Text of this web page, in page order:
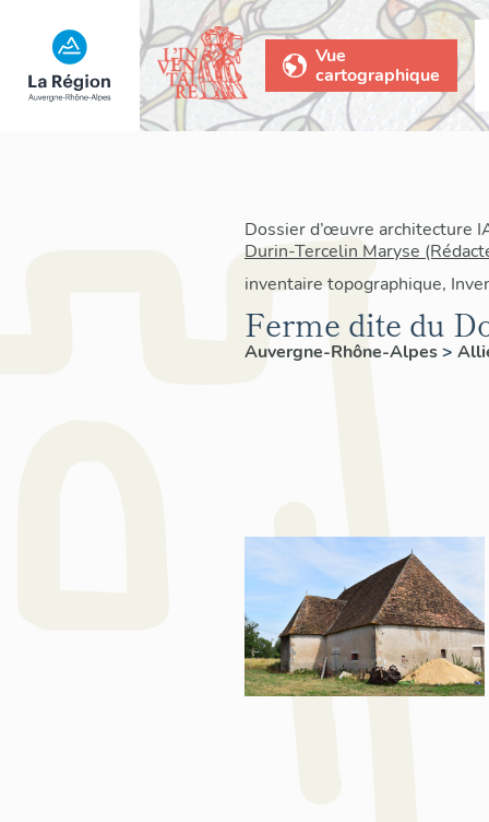
Vue
cartographique
Dossier d’œuvre architecture
Durin-Tercelin Maryse
inventaire topographique,
Ferme dite du
Auvergne-Rhône-Alpes>